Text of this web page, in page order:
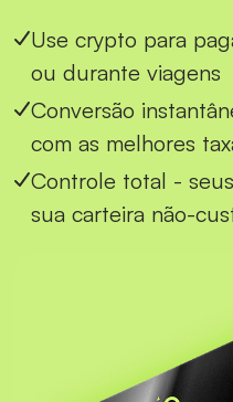
Use crypto para
ou durante viagens
Conversão
com as melhores
Controle total -
sua carteira não-